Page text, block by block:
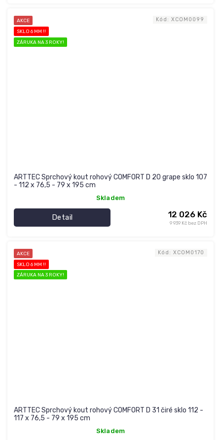
AKCE
SKLO 6 MM !!
ZÁRUKA NA 3 ROKY!
ARTTEC Sprchový kout rohový COMFORT D 20 grape sklo 107
- 112 x 76,5 - 79 x 195 cm
Skladem
9 939 Kč bez DPH
12 026 Kč
Detail
Kód: XCOM0099
AKCE
SKLO 6 MM !!
ZÁRUKA NA 3 ROKY!
ARTTEC Sprchový kout rohový COMFORT D 31 čiré sklo 112 -
117 x 76,5 - 79 x 195 cm
Skladem
Kód: XCOM0170